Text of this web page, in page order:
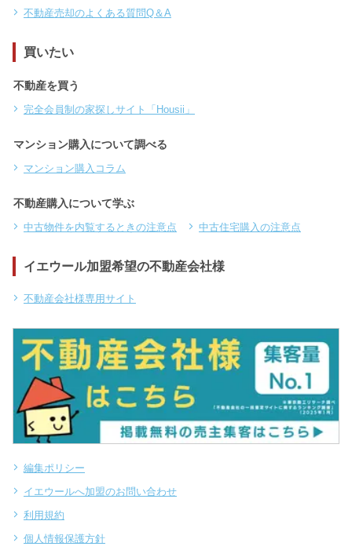
不動産売却のよくある質問Q＆A
買いたい
不動産を買う
完全会員制の家探しサイト「Housii」
マンション購入について調べる
マンション購入コラム
不動産購入について学ぶ
中古物件を内覧するときの注意点 中古住宅購入の注意点
イエウール加盟希望の不動産会社様
不動産会社様専用サイト
編集ポリシー
イエウールへ加盟のお問い合わせ
利用規約
個人情報保護方針